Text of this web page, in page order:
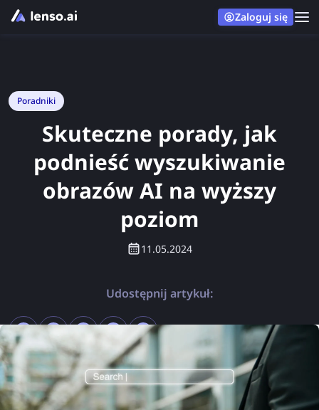
Zaloguj się
Poradniki
Skuteczne porady, jak
podnieść wyszukiwanie
obrazów AI na wyższy
poziom
11.05.2024
Udostępnij artykuł: